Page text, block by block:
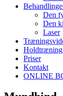
Den
Den
Laser
Holdtræning
Priser
Kontakt
ONLINE